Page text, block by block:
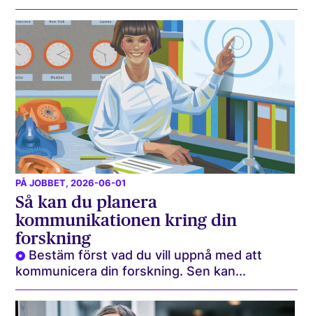
PÅ JOBBET, 2026-06-01
Så kan du planera
kommunikationen kring din
forskning
Bestäm först vad du vill uppnå med att
kommunicera din forskning. Sen kan...